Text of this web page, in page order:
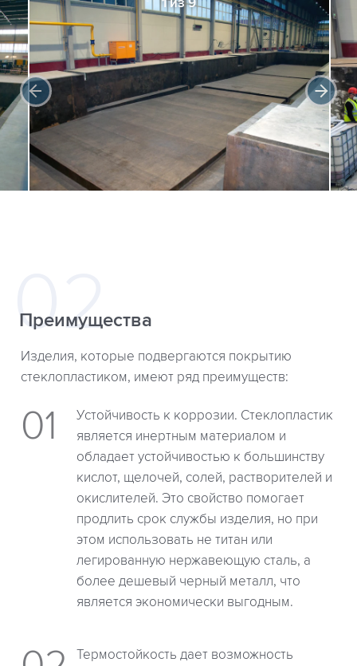
Преимущества
Изделия, которые подвергаются покрытию
стеклопластиком, имеют ряд преимуществ:
Устойчивость к коррозии. Стеклопластик
является инертным материалом и
обладает устойчивостью к большинству
кислот, щелочей, солей, растворителей и
окислителей. Это свойство помогает
продлить срок службы изделия, но при
этом использовать не титан или
легированную нержавеющую сталь, а
более дешевый черный металл, что
является экономически выгодным.
Термостойкость дает возможность